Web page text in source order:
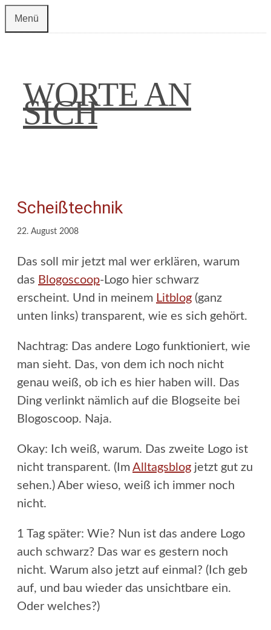
Zum
Inhalt
Menü
WORTE AN
SICH
Scheißtechnik
22. August 2008
Das soll mir jetzt mal wer erklären, warum
das Blogoscoop-Logo hier schwarz
erscheint. Und in meinem Litblog (ganz
unten links) transparent, wie es sich gehört.
Nachtrag: Das andere Logo funktioniert, wie
man sieht. Das, von dem ich noch nicht
genau weiß, ob ich es hier haben will. Das
Ding verlinkt nämlich auf die Blogseite bei
Blogoscoop. Naja.
Okay: Ich weiß, warum. Das zweite Logo ist
nicht transparent. (Im Alltagsblog jetzt gut zu
sehen.) Aber wieso, weiß ich immer noch
nicht.
1 Tag später: Wie? Nun ist das andere Logo
auch schwarz? Das war es gestern noch
nicht. Warum also jetzt auf einmal? (Ich geb
auf, und bau wieder das unsichtbare ein.
Oder welches?)